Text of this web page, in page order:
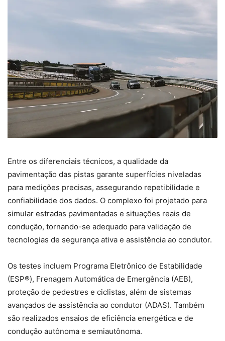
Entre os diferenciais técnicos, a qualidade da
pavimentação das pistas garante superfícies niveladas
para medições precisas, assegurando repetibilidade e
confiabilidade dos dados. O complexo foi projetado para
simular estradas pavimentadas e situações reais de
condução, tornando-se adequado para validação de
tecnologias de segurança ativa e assistência ao condutor.
Os testes incluem Programa Eletrônico de Estabilidade
(ESP®), Frenagem Automática de Emergência (AEB),
proteção de pedestres e ciclistas, além de sistemas
avançados de assistência ao condutor (ADAS). Também
são realizados ensaios de eficiência energética e de
condução autônoma e semiautônoma.